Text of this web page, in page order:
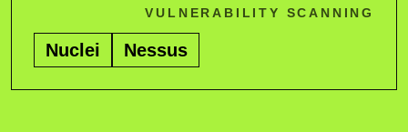
VULNERABILITY SCANNING
Nuclei Nessus